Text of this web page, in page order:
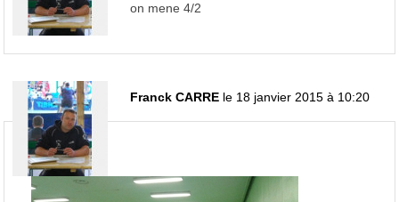
on mene 4/2
Franck CARRE le 18 janvier 2015 à 10:20